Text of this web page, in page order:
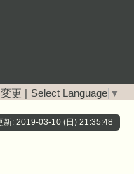
更 Select Language ▼
新: 2019-03-10 (日) 21:35:48